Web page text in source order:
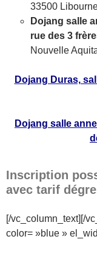
33500
Dojang salle
rue des 3
Nouvelle
Dojang Duras,
Dojang salle
Inscription
avec tarif
[/vc_column_text][/
color= »blue »